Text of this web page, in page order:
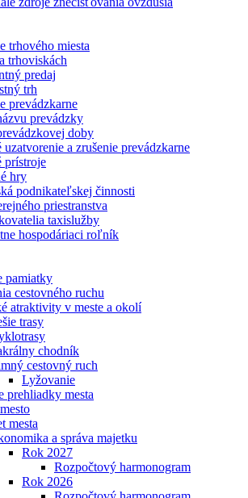
trhového miesta
trhoviskách
predaj
trh
prevádzkarne
prevádzky
doby
uzatvorenie a zrušenie prevádzkarne
prístroje
hry
podnikateľskej činnosti
priestranstva
taxislužby
hospodáriaci roľník
pamiatky
cestovného ruchu
atraktivity v meste a okolí
trasy
chodník
cestovný ruch
Lyžovanie
prehliadky mesta
mesta
a správa majetku
Rok 2027
Rozpočtový harmonogram
Rok 2026